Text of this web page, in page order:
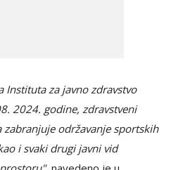
Instituta za javno zdravstvo
2024. godine, zdravstveni
održavanje sportskih
i svaki drugi javni vid